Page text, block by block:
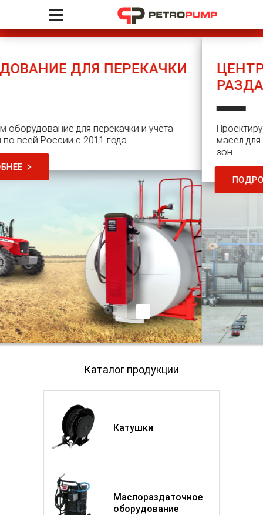
и учёта
РАЗДАЧИ МАСЛА
Проектируем и монтируем
масел для предприятий,
ПОДРОБНЕЕ
Каталог продукции
Катушки
Маслораздаточное
оборудование